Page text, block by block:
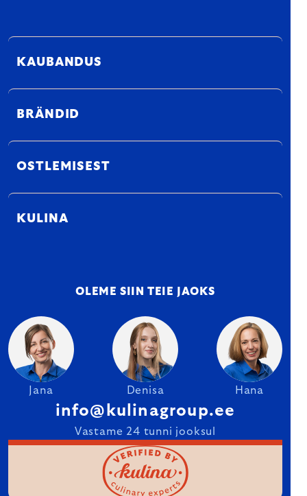
KAUBANDUS
BRÄNDID
OSTLEMISEST
KULINA
OLEME SIIN TEIE JAOKS
Jana Denisa Hana
info@kulinagroup.ee
Vastame 24 tunni jooksul